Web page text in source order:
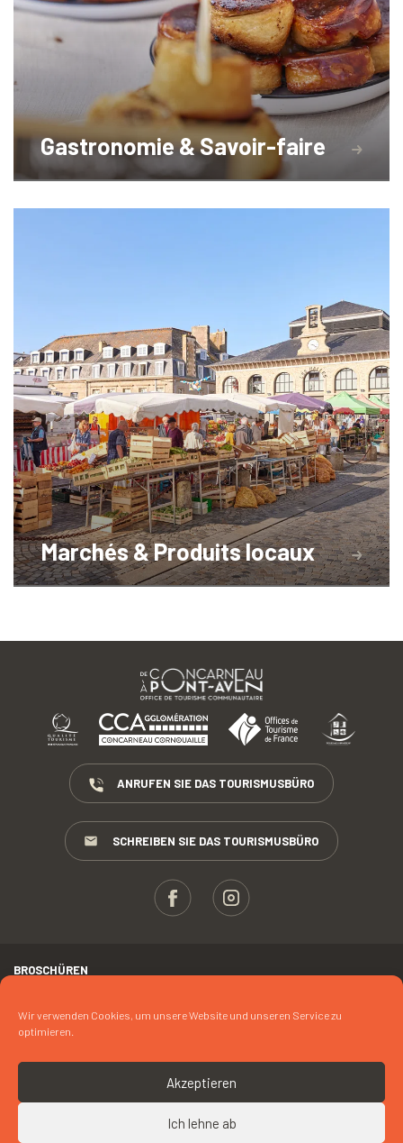
Wir verwenden Cookies, um unsere Website und unseren Service zu
optimieren.
Akzeptieren
Ich lehne ab
Gastronomie & Savoir-faire
Marchés & Produits locaux
ANRUFEN SIE DAS TOURISMUSBÜRO
SCHREIBEN SIE DAS TOURISMUSBÜRO
BROSCHÜREN